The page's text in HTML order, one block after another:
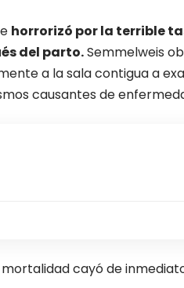
horrorizó por la terrible
del parto.Semmelweis
a la sala contigua a
causantes de
cayó de